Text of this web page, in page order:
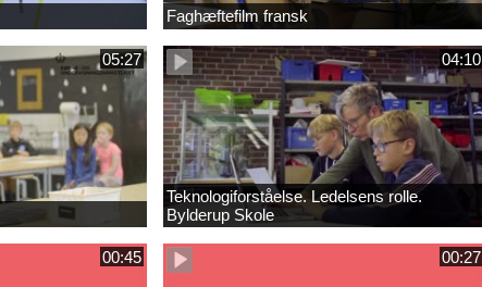
Faghæftefilm fransk
05:27 04:10
Teknologiforståelse. Ledelsens rolle.
Bylderup Skole
00:45 00:27